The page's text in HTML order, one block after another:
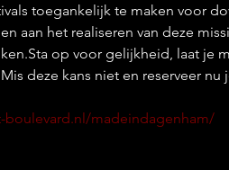
toegankelijk te maken voor
aan het realiseren van deze
op voor gelijkheid, laat je
deze kans niet en reserveer nu
boulevard.nl/madeindagenham/